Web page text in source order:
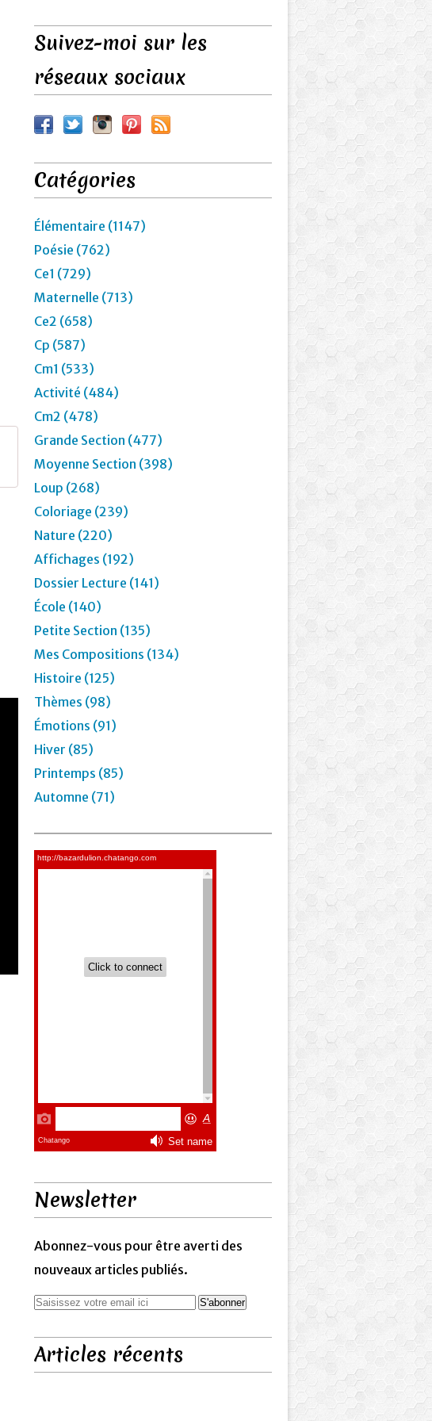
Suivez-moi sur les
réseaux sociaux
Catégories
Élémentaire (1147)
Poésie (762)
Ce1 (729)
Maternelle (713)
Ce2 (658)
Cp (587)
Cm1 (533)
Activité (484)
Cm2 (478)
Grande Section (477)
Moyenne Section (398)
Loup (268)
Coloriage (239)
Nature (220)
Affichages (192)
Dossier Lecture (141)
École (140)
Petite Section (135)
Mes Compositions (134)
Histoire (125)
Thèmes (98)
Émotions (91)
Hiver (85)
Printemps (85)
Automne (71)
Newsletter
Abonnez-vous pour être averti des
nouveaux articles publiés.
Articles récents